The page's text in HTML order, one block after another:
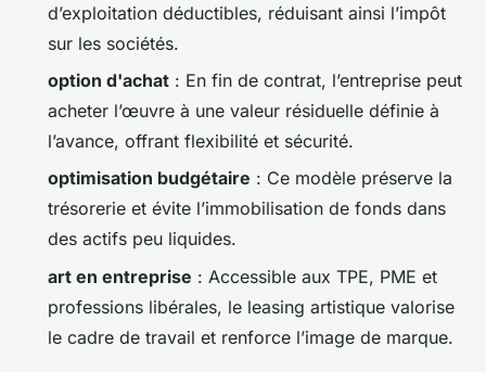
d’exploitation déductibles, réduisant ainsi l’impôt
sur les sociétés.
option d'achat : En fin de contrat, l’entreprise peut
acheter l’œuvre à une valeur résiduelle définie à
l’avance, offrant flexibilité et sécurité.
optimisation budgétaire : Ce modèle préserve la
trésorerie et évite l’immobilisation de fonds dans
des actifs peu liquides.
art en entreprise : Accessible aux TPE, PME et
professions libérales, le leasing artistique valorise
le cadre de travail et renforce l’image de marque.